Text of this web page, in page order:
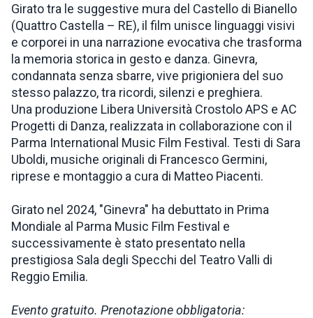
Girato tra le suggestive mura del Castello di Bianello
(Quattro Castella – RE), il film unisce linguaggi visivi
e corporei in una narrazione evocativa che trasforma
la memoria storica in gesto e danza. Ginevra,
condannata senza sbarre, vive prigioniera del suo
stesso palazzo, tra ricordi, silenzi e preghiera.
Una produzione Libera Università Crostolo APS e AC
Progetti di Danza, realizzata in collaborazione con il
Parma International Music Film Festival. Testi di Sara
Uboldi, musiche originali di Francesco Germini,
riprese e montaggio a cura di Matteo Piacenti.
Girato nel 2024, "Ginevra" ha debuttato in Prima
Mondiale al Parma Music Film Festival e
successivamente è stato presentato nella
prestigiosa Sala degli Specchi del Teatro Valli di
Reggio Emilia.
Evento gratuito. Prenotazione obbligatoria: